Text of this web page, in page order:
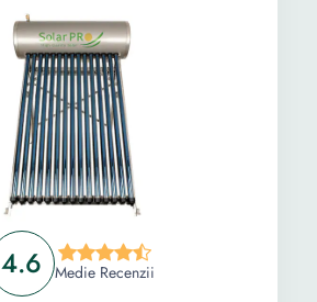
4.6 Medie Recenzii